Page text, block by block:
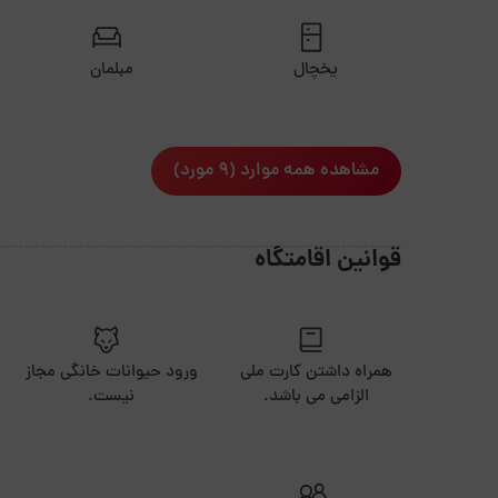
یخچال مبلمان
مشاهده همه موارد (9 مورد)
قوانین اقامتگاه
همراه داشتن کارت ملی
الزامی می باشد.
ورود حیوانات خانگی مجاز
نیست.